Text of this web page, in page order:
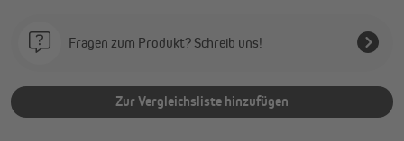
Fragen zum Produkt? Schreib uns!
Zur Vergleichsliste hinzufügen